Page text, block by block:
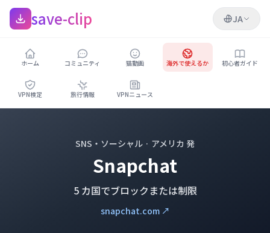
save-clip JA
ホーム コミュニティ 猫動画 海外で使えるか 初心者ガイド
VPN検定 旅行情報 VPNニュース
SNS・ソーシャル · アメリカ 発
Snapchat
5 カ国でブロックまたは制限
snapchat.com ↗